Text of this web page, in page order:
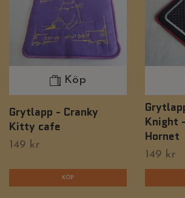
Köp
Grytlapp - Cranky
Kitty cafe
149 kr
Knight
Hornet
149 kr